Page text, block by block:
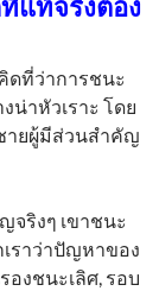
แท้จริงต้อง
ดที่ว่าการชนะ
าหัวเราะ โดย
ายผู้มีส่วนสำคัญ
จริงๆ เขาชนะ
เราว่าปัญหาของ
งชนะเลิศ, รอบ